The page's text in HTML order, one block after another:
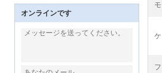
オンラインです